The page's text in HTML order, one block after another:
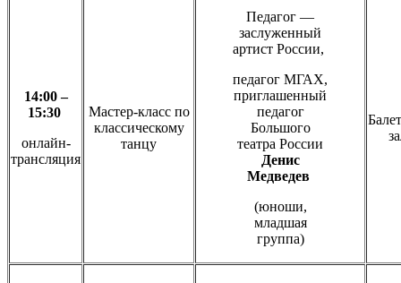
14:00 –
15:30
онлайн-
трансляция
Мастер-класс по
классическому
танцу
Педагог —
заслуженный
артист России,
педагог МГАХ,
приглашенный
педагог
Большого
театра России
Денис
Медведев
(юноши,
младшая
группа)